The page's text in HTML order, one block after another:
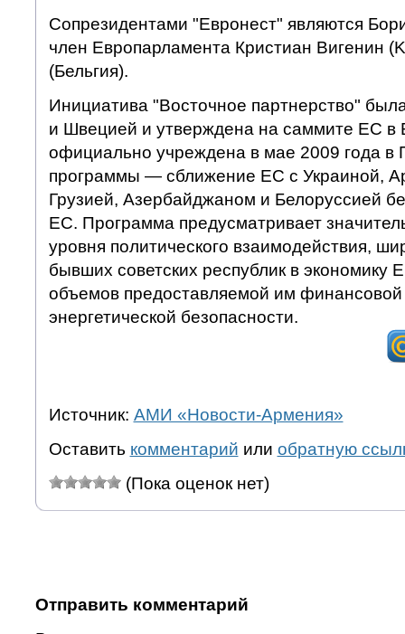
Сопрезидентами "Евронест" являются
член Европарламента Кристиан Вигенин
(Бельгия).
Инициатива "Восточное партнерство"
и Швецией и утверждена на саммите ЕС в
официально учреждена в мае 2009 года в
программы — сближение ЕС с Украиной,
Грузией, Азербайджаном и Белоруссией
ЕС. Программа предусматривает
уровня политического взаимодействия,
бывших советских республик в экономику
объемов предоставляемой им
энергетической безопасности.
Источник: АМИ «Новости-Армения»
Оставить комментарий или обратную
(Пока оценок нет)
Отправить комментарий